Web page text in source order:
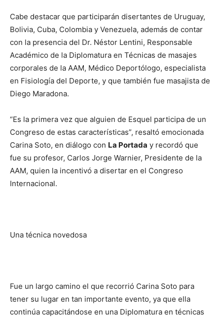
Cabe destacar que participarán disertantes de Uruguay,
Bolivia, Cuba, Colombia y Venezuela, además de contar
con la presencia del Dr. Néstor Lentini, Responsable
Académico de la Diplomatura en Técnicas de masajes
corporales de la AAM, Médico Deportólogo, especialista
en Fisiología del Deporte, y que también fue masajista de
Diego Maradona.
“Es la primera vez que alguien de Esquel participa de un
Congreso de estas características”, resaltó emocionada
Carina Soto, en diálogo con La Portada y recordó que
fue su profesor, Carlos Jorge Warnier, Presidente de la
AAM, quien la incentivó a disertar en el Congreso
Internacional.
Una técnica novedosa
Fue un largo camino el que recorrió Carina Soto para
tener su lugar en tan importante evento, ya que ella
continúa capacitándose en una Diplomatura en técnicas